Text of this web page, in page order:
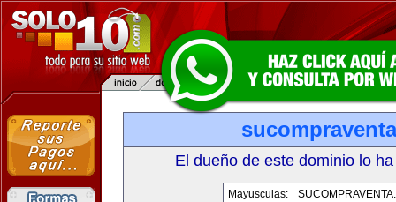
El dueño de este dominio lo
Mayusculas: